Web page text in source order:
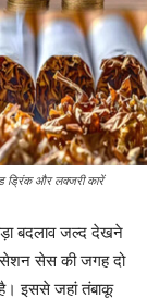
ड्रिंक और लक्जरी कारें
बदलाव जल्द देखने
सेस की जगह दो
इससे जहां तंबाकू